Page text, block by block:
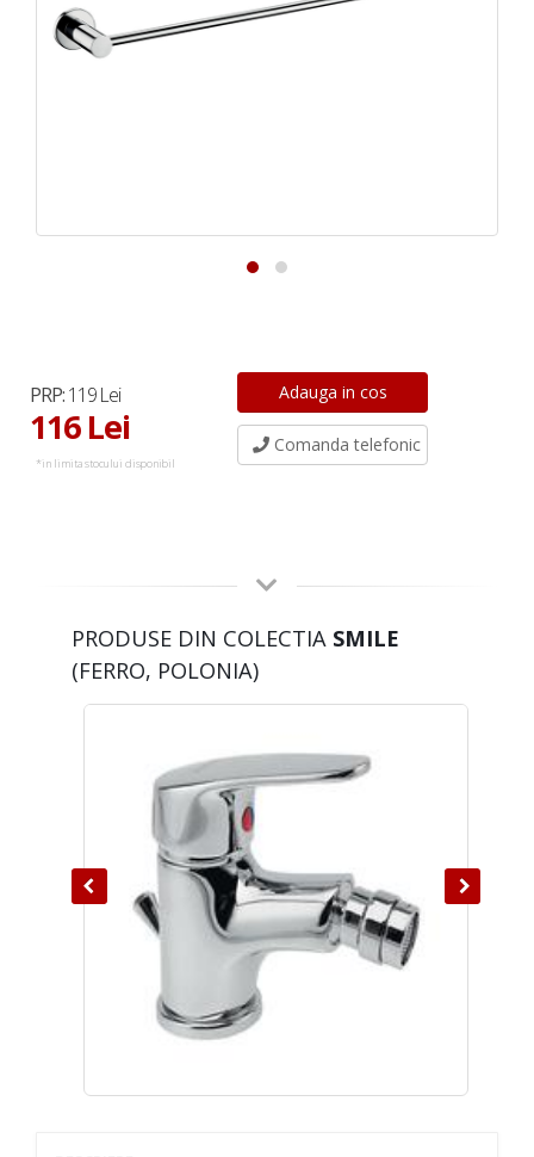
PRP:119 Lei
116 Lei
*in limita stocului disponibil
Comanda telefonic
PRODUSE DIN COLECTIA SMILE
(FERRO, POLONIA)